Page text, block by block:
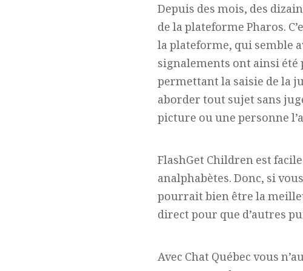
Depuis des mois, des
de la plateforme Pharos.
la plateforme, qui semble
signalements ont ainsi été
permettant la saisie de la
aborder tout sujet sans
picture ou une personne
FlashGet Children est
analphabètes. Donc, si
pourrait bien être la
direct pour que d’autres
Avec Chat Québec vous